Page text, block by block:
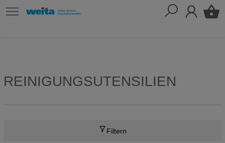
REINIGUNGSUTENSILIEN
Filtern